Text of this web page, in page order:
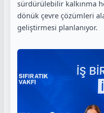
sürdürülebilir kalkınma
dönük çevre çözümleri
geliştirmesi planlanıyor.